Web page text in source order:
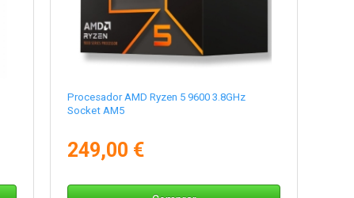
Procesador AMD Ryzen 5 9600 3.8GHz
Socket AM5
249,00 €